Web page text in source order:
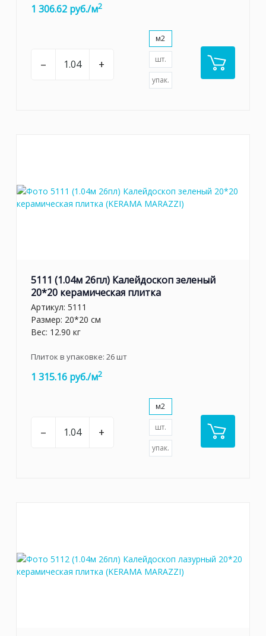
1 306.62 руб./м2
– +
м2
шт.
упак.
5111 (1.04м 26пл) Калейдоскоп зеленый
20*20 керамическая плитка
Артикул: 5111
Размер: 20*20 см
Вес: 12.90 кг
Плиток в упаковке: 26шт
1 315.16 руб./м2
– +
м2
шт.
упак.